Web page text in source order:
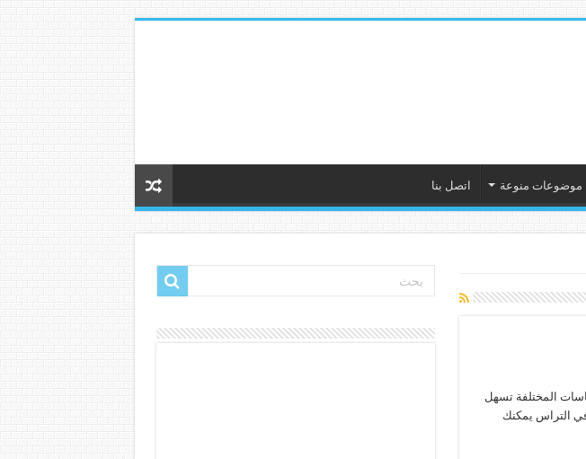
موضوعات منوعة اتصل بنا
المختلفة تسهل
التراس يمكنك